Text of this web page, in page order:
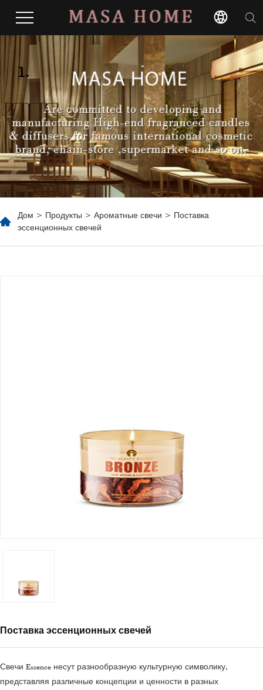
1.
Дом > Продукты > Ароматные свечи > Поставка
эссенционных свечей
Поставка эссенционных свечей
Свечи Essence несут разнообразную культурную символику,
представляя различные концепции и ценности в разных